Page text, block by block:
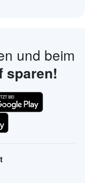
und beim
sparen!